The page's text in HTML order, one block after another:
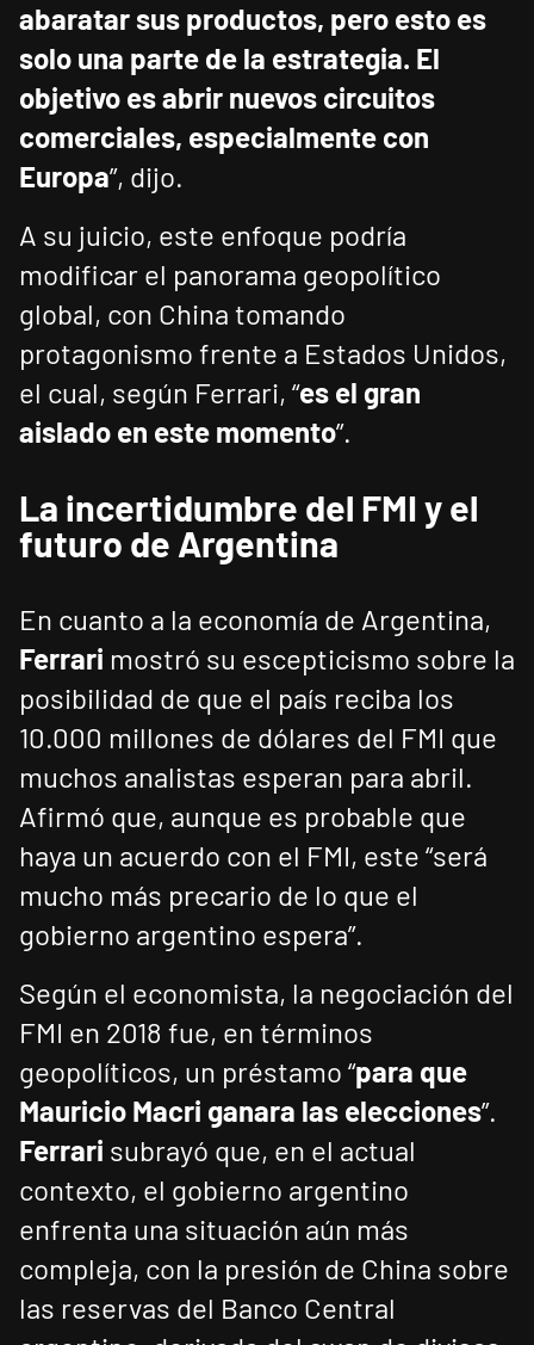
abaratar sus productos, pero esto es
solo una parte de la estrategia. El
objetivo es abrir nuevos circuitos
comerciales, especialmente con
Europa”, dijo.
A su juicio, este enfoque podría
modificar el panorama geopolítico
global, con China tomando
protagonismo frente a Estados Unidos,
el cual, según Ferrari, “es el gran
aislado en este momento”.
La incertidumbre del FMI y el
futuro de Argentina
En cuanto a la economía de Argentina,
Ferrari mostró su escepticismo sobre la
posibilidad de que el país reciba los
10.000 millones de dólares del FMI que
muchos analistas esperan para abril.
Afirmó que, aunque es probable que
haya un acuerdo con el FMI, este “será
mucho más precario de lo que el
gobierno argentino espera”.
Según el economista, la negociación del
FMI en 2018 fue, en términos
geopolíticos, un préstamo “para que
Mauricio Macri ganara las elecciones”.
Ferrari subrayó que, en el actual
contexto, el gobierno argentino
enfrenta una situación aún más
compleja, con la presión de China sobre
las reservas del Banco Central